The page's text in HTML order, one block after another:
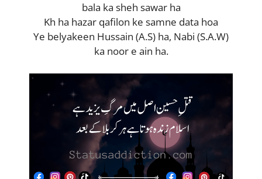
bala ka sheh sawar ha
Kh ha hazar qafilon ke samne data hoa
Ye belyakeen Hussain (A.S) ha, Nabi (S.A.W)
ka noor e ain ha.